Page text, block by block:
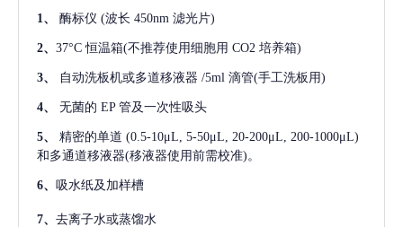
1、 酶标仪 (波长 450nm 滤光片)
2、 37°C 恒温箱(不推荐使用细胞用 CO2 培养箱)
3、 自动洗板机或多道移液器 /5ml 滴管(手工洗板用)
4、 无菌的 EP 管及一次性吸头
5、 精密的单道 (0.5-10μL, 5-50μL, 20-200μL, 200-1000μL)
和多通道移液器(移液器使用前需校准)。
6、 吸水纸及加样槽
7、 去离子水或蒸馏水